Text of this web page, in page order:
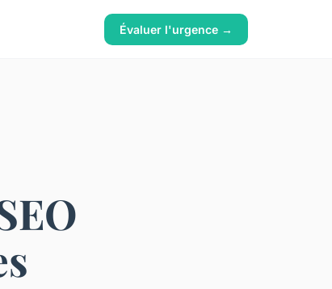
Évaluer l'urgence →